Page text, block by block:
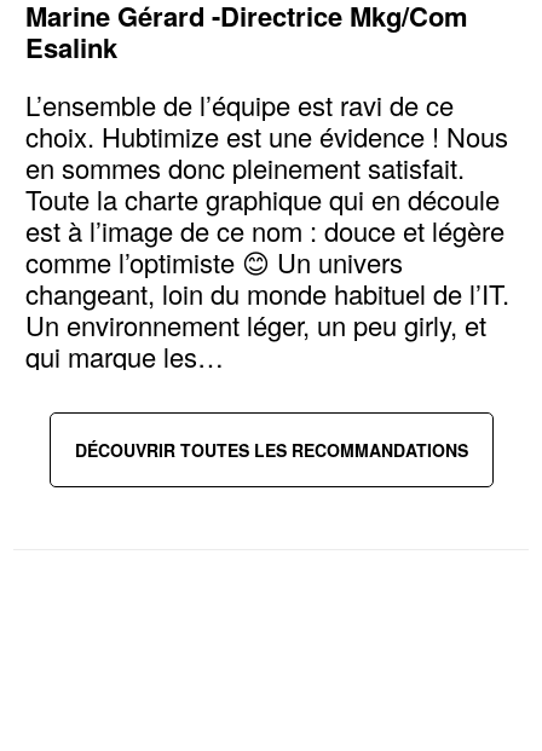
Marine Gérard -Directrice Mkg/Com
Esalink
L’ensemble de l’équipe est ravi de ce
choix. Hubtimize est une évidence ! Nous
en sommes donc pleinement satisfait.
Toute la charte graphique qui en découle
est à l’image de ce nom : douce et légère
comme l’optimiste 😊 Un univers
changeant, loin du monde habituel de l’IT.
Un environnement léger, un peu girly, et
qui marque les…
Voir l’article
DÉCOUVRIR TOUTES LES RECOMMANDATIONS